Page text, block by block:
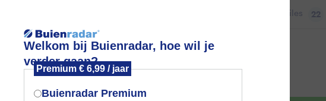
Welkom bij Buienradar, hoe wil je
verder gaan?
Premium € 6,99 / jaar
Buienradar Premium
Files 22